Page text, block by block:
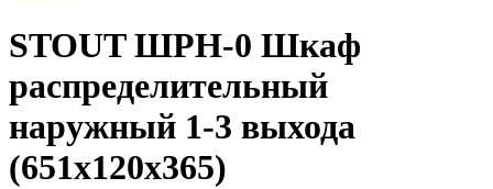
STOUT ШРН-0 Шкаф
распределительный
наружный 1-3 выхода
(651х120х365)